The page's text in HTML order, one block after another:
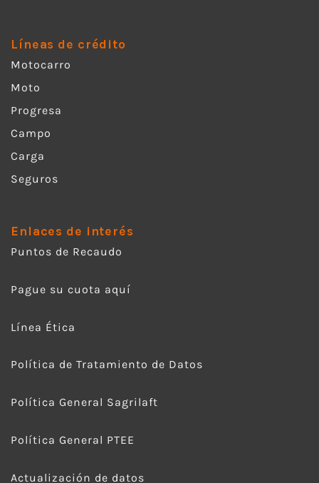
Líneas de crédito
Motocarro
Moto
Progresa
Campo
Carga
Seguros
Enlaces de interés
Puntos de Recaudo
Pague su cuota aquí
Línea Ética
Política de Tratamiento de Datos
Política General Sagrilaft
Política General PTEE
Actualización de datos